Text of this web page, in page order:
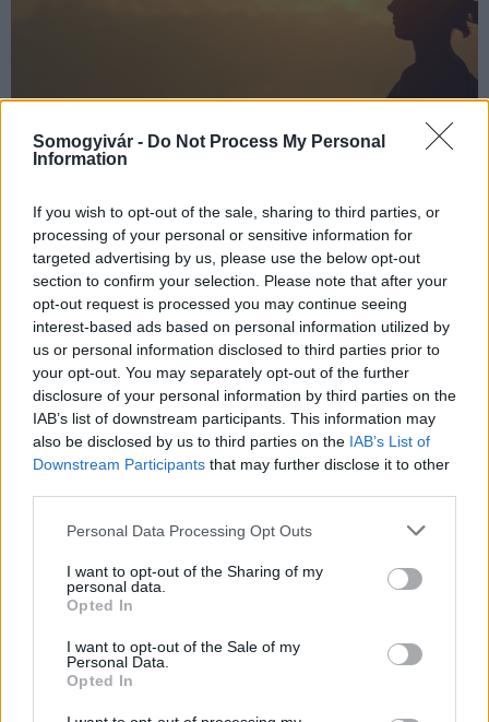
Somogyivár - Do Not Process My Personal
Information
If you wish to opt-out of the sale, sharing to third parties, or
processing of your personal or sensitive information for
targeted advertising by us, please use the below opt-out
section to confirm your selection. Please note that after your
opt-out request is processed you may continue seeing
interest-based ads based on personal information utilized by
us or personal information disclosed to third parties prior to
your opt-out. You may separately opt-out of the further
disclosure of your personal information by third parties on the
IAB’s list of downstream participants. This information may
also be disclosed by us to third parties on the IAB’s List of
Downstream Participants that may further disclose it to other
Please note that this website/app uses one or more Google
not limited to your visit or usage behaviour. You may click to
grant or deny consent to Google and its third-party tags to
use your data for below specified purposes in below Google
consent section.
Personal Data Processing Opt Outs
I want to opt-out of the Sharing of my
personal data.
Opted In
I want to opt-out of the Sale of my
Personal Data.
Opted In
A férfiaknál Fonyó Sándor, a nőknél Kálovics Anikó győzött
vasárnap a nágocsi rövidtávú duatlon országos bajnokságon.
1
HÍRLEVÉL
Név
E-mail cím
Feliratkozom a hírlevélre és elfogadom az
adatvédelmi
szabályzatot!